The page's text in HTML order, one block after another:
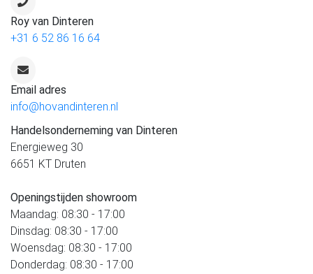
Roy van Dinteren
+31 6 52 86 16 64
Email adres
info@hovandinteren.nl
Handelsonderneming van Dinteren
Energieweg 30
6651 KT Druten
Openingstijden showroom
Maandag: 08:30 - 17:00
Dinsdag: 08:30 - 17:00
Woensdag: 08:30 - 17:00
Donderdag: 08:30 - 17:00